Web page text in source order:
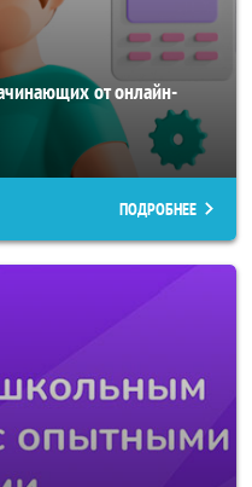
от онлайн-
ПОДРОБНЕЕ